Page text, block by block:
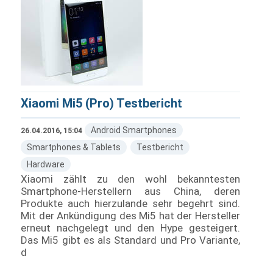
Xiaomi Mi5 (Pro) Testbericht
26.04.2016, 15:04
Android Smartphones
Smartphones & Tablets
Testbericht
Hardware
Xiaomi zählt zu den wohl bekanntesten
Smartphone-Herstellern aus China, deren
Produkte auch hierzulande sehr begehrt sind.
Mit der Ankündigung des Mi5 hat der Hersteller
erneut nachgelegt und den Hype gesteigert.
Das Mi5 gibt es als Standard und Pro Variante,
d